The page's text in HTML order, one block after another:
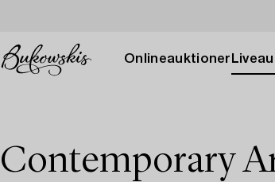
Onlineauktioner
Contemporary